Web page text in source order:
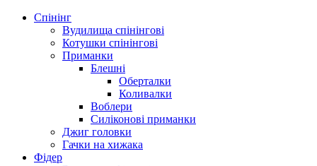
Спінінг
Вудилища спінінгові
Котушки спінінгові
Приманки
Блешні
Оберталки
Коливалки
Воблери
Силіконові приманки
Джиг головки
Гачки на хижака
Фідер